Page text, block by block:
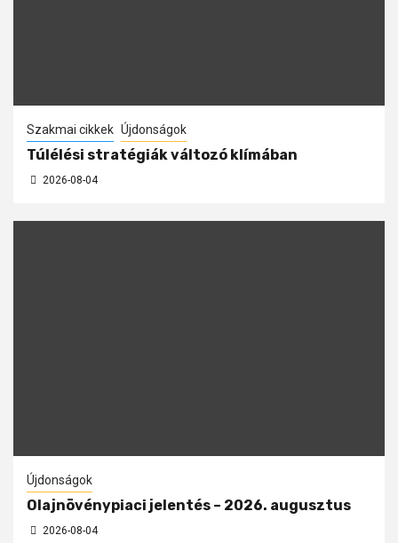
Szakmai cikkek Újdonságok
Túlélési stratégiák változó klímában
2026-08-04
Újdonságok
Olajnövénypiaci jelentés – 2026. augusztus
2026-08-04